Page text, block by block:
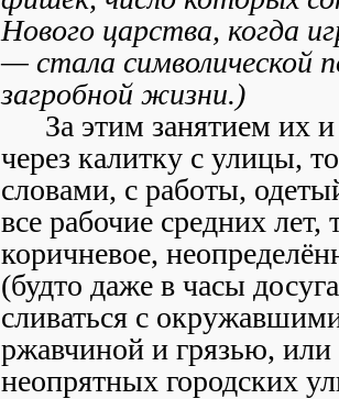
Нового царства, когда
— стала символической
загробной жизни.)
За этим занятием их
через калитку с улицы,
словами, c работы,
все рабочие средних лет,
коричневое,
(будто даже в часы
сливаться с
ржавчиной и грязью, или
неопрятных городских